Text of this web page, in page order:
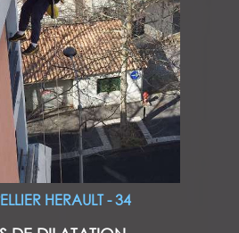
HERAULT - 34